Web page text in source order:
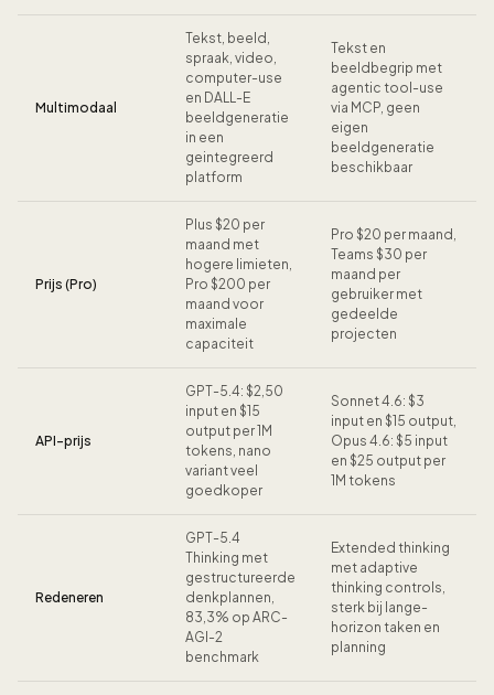
Multimodaal
Tekst, beeld,
spraak, video,
computer-use
en DALL-E
beeldgeneratie
in een
geintegreerd
platform
Tekst en
beeldbegrip met
agentic tool-use
via MCP, geen
eigen
beeldgeneratie
beschikbaar
Prijs (Pro)
Plus $20 per
maand met
hogere limieten,
Pro $200 per
maand voor
maximale
capaciteit
Pro $20 per maand,
Teams $30 per
maand per
gebruiker met
gedeelde
projecten
API-prijs
GPT-5.4: $2,50
input en $15
output per 1M
tokens, nano
variant veel
goedkoper
Sonnet 4.6: $3
input en $15 output,
Opus 4.6: $5 input
en $25 output per
1M tokens
Redeneren
GPT-5.4
Thinking met
gestructureerde
denkplannen,
83,3% op ARC-
AGI-2
benchmark
Extended thinking
met adaptive
thinking controls,
sterk bij lange-
horizon taken en
planning